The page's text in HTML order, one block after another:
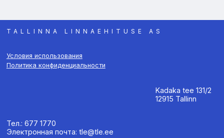
TALLINNA LINNAEHITUSE AS
Условия использования
Политика конфиденциальности
Kadaka tee 131/2
12915 Tallinn
Тел.: 677 1770
Электронная почта: tle@tle.ee